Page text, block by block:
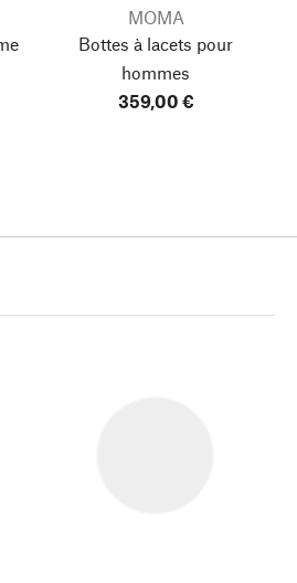
MOMA
Bottes à lacets pour
hommes
359,00 €